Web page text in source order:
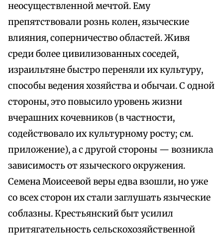
неосуществленной мечтой. Ему
препятствовали рознь колен, языческие
влияния, соперничество областей. Живя
среди более цивилизованных соседей,
израильтяне быстро переняли их культуру,
способы ведения хозяйства и обычаи. С одной
стороны, это повысило уровень жизни
вчерашних кочевников (в частности,
содействовало их культурному росту; см.
приложение), а с другой стороны — возникла
зависимость от языческого окружения.
Семена Моисеевой веры едва взошли, но уже
со всех сторон их стали заглушать языческие
соблазны. Крестьянский быт усилил
притягательность сельскохозяйственной